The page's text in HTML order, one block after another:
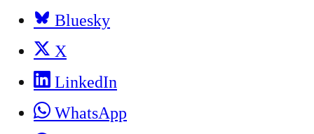
Bluesky
X
LinkedIn
WhatsApp